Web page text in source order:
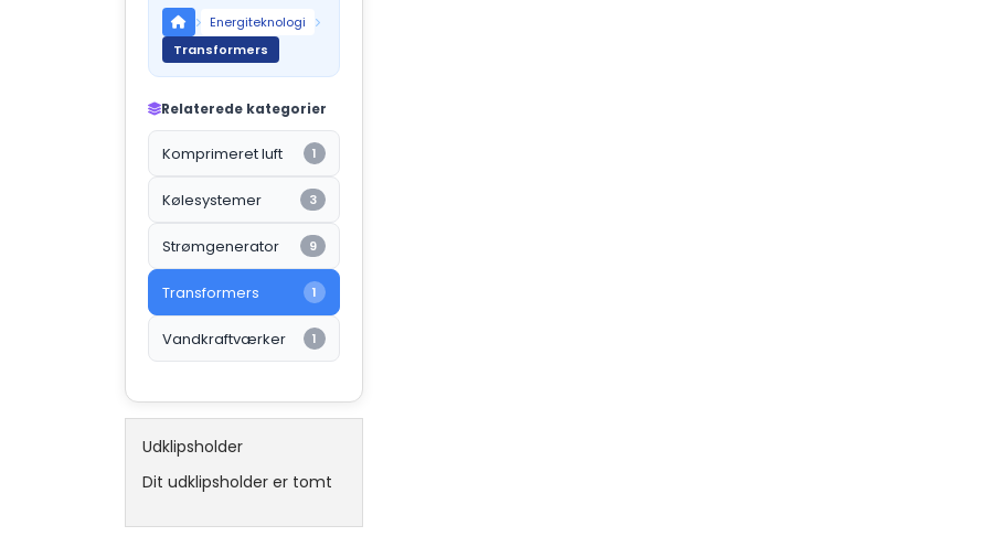
Energiteknologi
Transformers
Relaterede kategorier
Komprimeret luft 1
Kølesystemer 3
Strømgenerator 9
Transformers 1
Vandkraftværker 1
Udklipsholder
Dit udklipsholder er tomt